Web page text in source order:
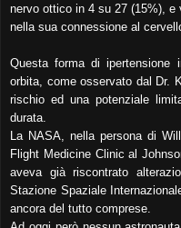
nervo ottico in 4 su 27 (15%), e
nella sua connessione al
Questa forma di ipertensione
orbita, come osservato dal Dr.
rischio ed una potenziale
durata.
La NASA, nella persona di
Flight Medicine Clinic al
aveva già riscontrato
Stazione Spaziale
ancora del tutto comprese.